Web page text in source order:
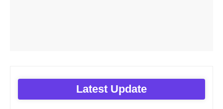
Latest Update